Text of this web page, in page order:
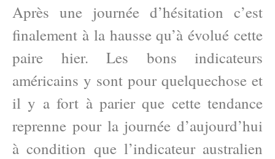
Après une journée d’hésitation c’est
finalement à la hausse qu’à évolué cette
paire hier. Les bons indicateurs
américains y sont pour quelquechose et
il y a fort à parier que cette tendance
reprenne pour la journée d’aujourd’hui
à condition que l’indicateur australien